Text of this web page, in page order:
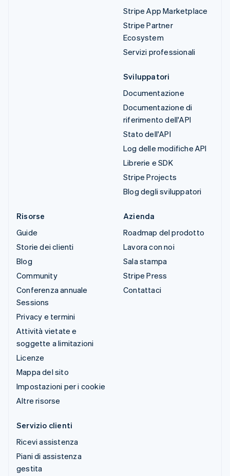
Stripe App Marketplace
Stripe Partner
Ecosystem
Servizi professionali
Sviluppatori
Documentazione
Documentazione di
riferimento dell'API
Stato dell'API
Log delle modifiche API
Librerie e SDK
Stripe Projects
Blog degli sviluppatori
Risorse
Guide
Storie dei clienti
Blog
Community
Conferenza annuale
Sessions
Privacy e termini
Attività vietate e
soggette a limitazioni
Licenze
Mappa del sito
Impostazioni per i cookie
Altre risorse
Azienda
Roadmap del prodotto
Lavora con noi
Sala stampa
Stripe Press
Contattaci
Servizio clienti
Ricevi assistenza
Piani di assistenza
gestita